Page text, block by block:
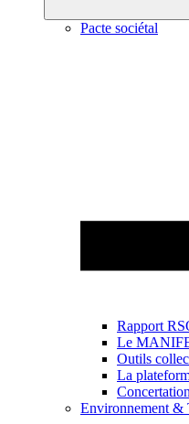
Pacte sociétal
Rapport
Le
Outils
La
Environnement &